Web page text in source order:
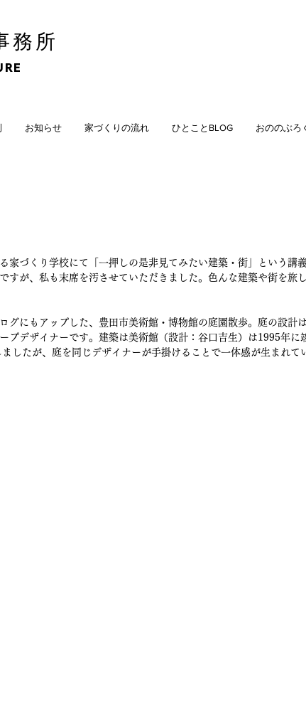
務所
お知らせ 家づくりの流れ ひとことBLOG おののぶろ
家づくり学校にて「一押しの是非見てみたい建築・街」という講
すが、私も末席を汚させていただきました。色んな建築や街を旅
グにもアップした、豊田市美術館・博物館の庭園散歩。庭の設計
プデザイナーです。建築は美術館（設計：谷口吉生）は1995年に
したが、庭を同じデザイナーが手掛けることで一体感が生まれて